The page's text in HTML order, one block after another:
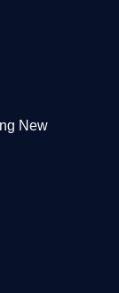
New